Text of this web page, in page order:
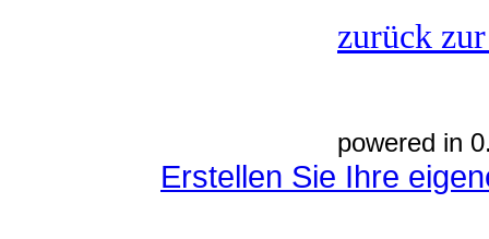
zurück
powered in
Erstellen Sie Ihre